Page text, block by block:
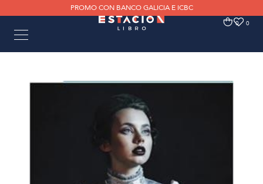
PROMO CON BANCO GALICIA E ICBC
0 0